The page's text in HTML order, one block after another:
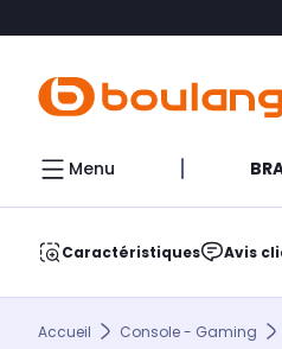
Menu
Caractéristiques Avis
Accueil Console - Gaming